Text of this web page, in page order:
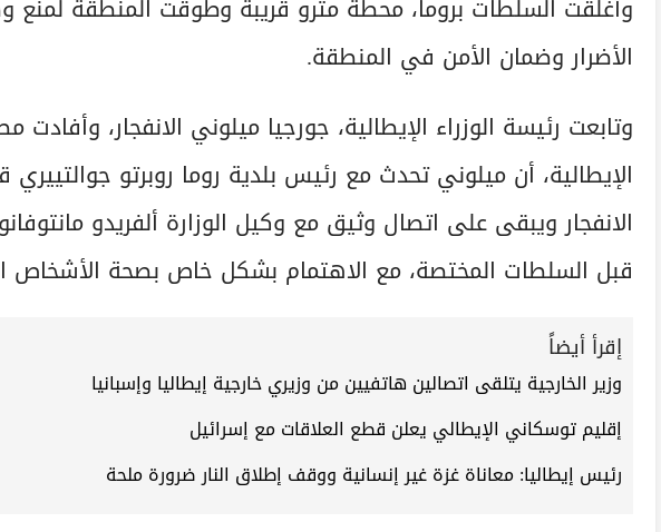
وأغلقت السلطات بروما، محطة مترو قريبة وطوقت المنطقة لمنع
الأضرار وضمان الأمن في المنطقة.
وتابعت رئيسة الوزراء الإيطالية، جورجيا ميلوني الانفجار،
الإيطالية، أن ميلوني تحدث مع رئيس بلدية روما روبرتو
الانفجار ويبقى على اتصال وثيق مع وكيل الوزارة ألفريدو
قبل السلطات المختصة، مع الاهتمام بشكل خاص بصحة الأشخاص
إقرأ أيضاً
وزير الخارجية يتلقى اتصالين هاتفيين من وزيري خارجية إيطاليا وإسبانيا
إقليم توسكاني الإيطالي يعلن قطع العلاقات مع إسرائيل
رئيس إيطاليا: معاناة غزة غير إنسانية ووقف إطلاق النار ضرورة ملحة